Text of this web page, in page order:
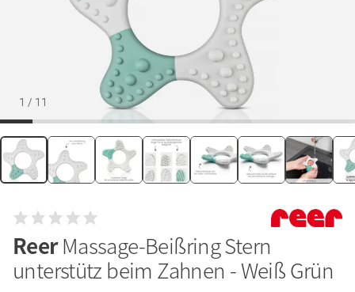
1 / 11
ReerMassage-Beißring Stern
unterstütz beim Zahnen - Weiß Grün